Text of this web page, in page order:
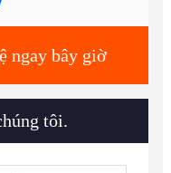
ngay bây giờ
tôi.